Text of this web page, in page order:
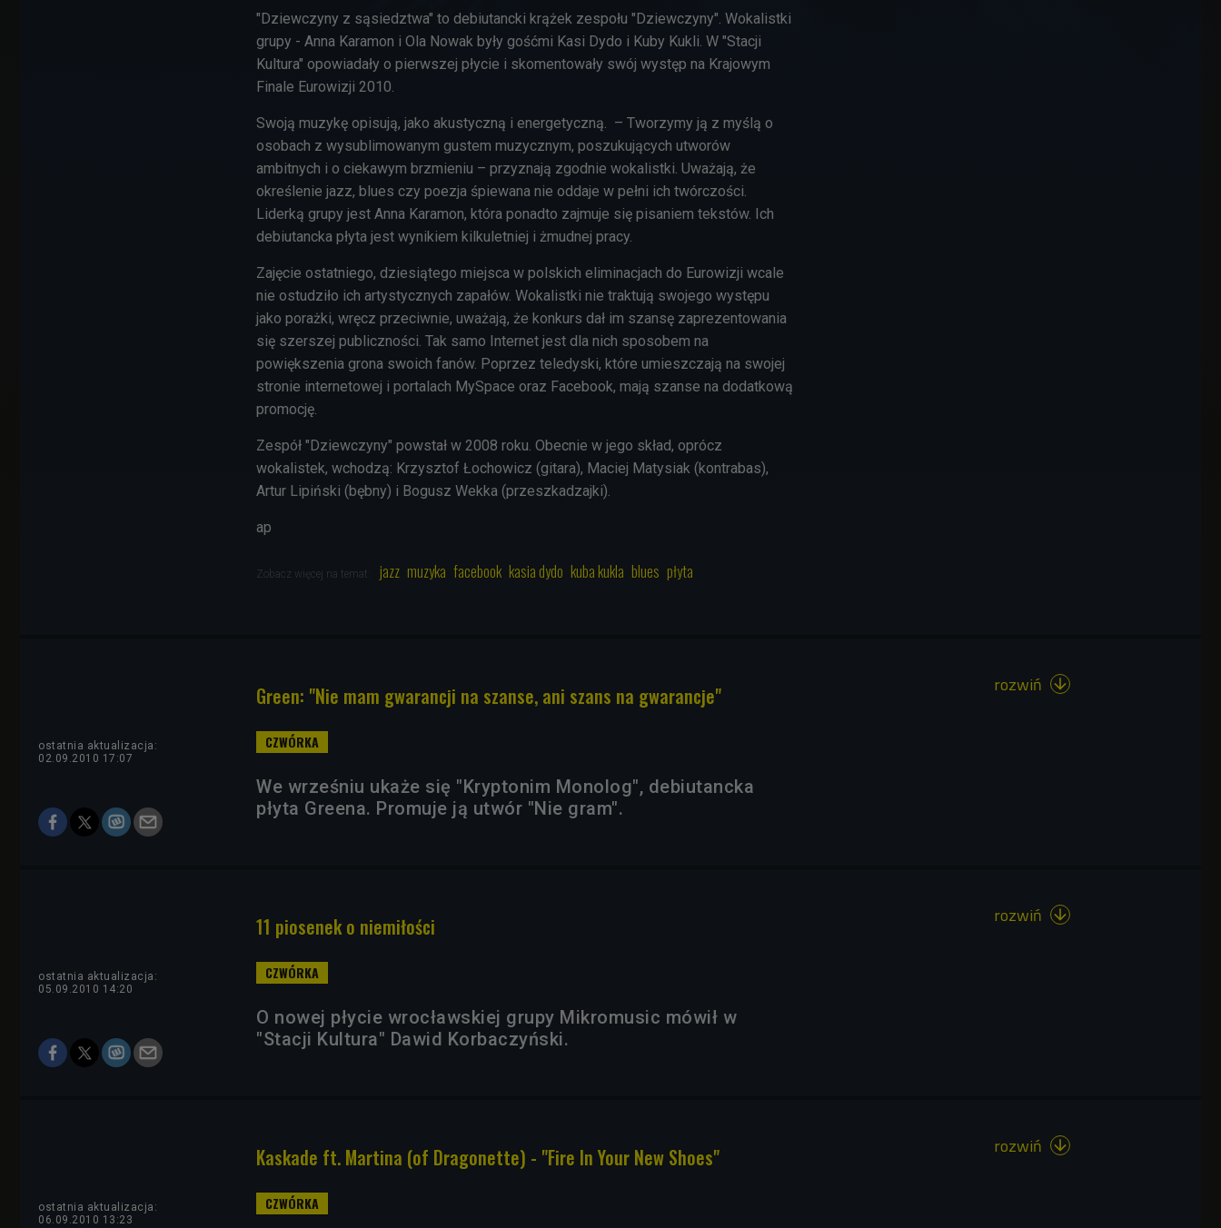
"Dziewczyny z sąsiedztwa" to debiutancki krążek zespołu "Dziewczyny". Wokalistki
grupy - Anna Karamon i Ola Nowak były gośćmi Kasi Dydo i Kuby Kukli. W "Stacji
Kultura" opowiadały o pierwszej płycie i skomentowały swój występ na Krajowym
Finale Eurowizji 2010.
Swoją muzykę opisują, jako akustyczną i energetyczną. – Tworzymy ją z myślą o
osobach z wysublimowanym gustem muzycznym, poszukujących utworów
ambitnych i o ciekawym brzmieniu – przyznają zgodnie wokalistki. Uważają, że
określenie jazz, blues czy poezja śpiewana nie oddaje w pełni ich twórczości.
Liderką grupy jest Anna Karamon, która ponadto zajmuje się pisaniem tekstów. Ich
debiutancka płyta jest wynikiem kilkuletniej i żmudnej pracy.
Zajęcie ostatniego, dziesiątego miejsca w polskich eliminacjach do Eurowizji wcale
nie ostudziło ich artystycznych zapałów. Wokalistki nie traktują swojego występu
jako porażki, wręcz przeciwnie, uważają, że konkurs dał im szansę zaprezentowania
się szerszej publiczności. Tak samo Internet jest dla nich sposobem na
powiększenia grona swoich fanów. Poprzez teledyski, które umieszczają na swojej
stronie internetowej i portalach MySpace oraz Facebook, mają szanse na dodatkową
promocję.
Zespół "Dziewczyny" powstał w 2008 roku. Obecnie w jego skład, oprócz
wokalistek, wchodzą: Krzysztof Łochowicz (gitara), Maciej Matysiak (kontrabas),
Artur Lipiński (bębny) i Bogusz Wekka (przeszkadzajki).
ap
Zobacz więcej na temat: jazz muzyka facebook kasia dydo kuba kukla blues płyta
Green: "Nie mam gwarancji na szanse, ani szans na gwarancje"
ostatnia aktualizacja:
02.09.2010 17:07
We wrześniu ukaże się "Kryptonim Monolog", debiutancka
płyta Greena. Promuje ją utwór "Nie gram".
rozwiń 
11 piosenek o niemiłości
ostatnia aktualizacja:
05.09.2010 14:20
O nowej płycie wrocławskiej grupy Mikromusic mówił w
"Stacji Kultura" Dawid Korbaczyński.
rozwiń 
Kaskade ft. Martina (of Dragonette) - "Fire In Your New Shoes"
ostatnia aktualizacja:
06.09.2010 13:23
rozwiń 